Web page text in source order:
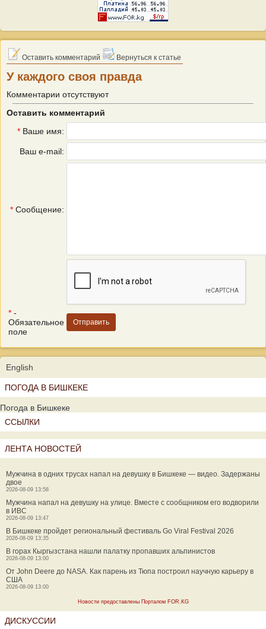
Оставить комментарий Вернуться к статье
У каждого своя правда
Комментарии отсутствуют
Оставить комментарий
* Ваше имя:
Ваш e-mail:
* Сообщение:
* -
Обязательное
поле
English
ПОГОДА В БИШКЕКЕ
Погода в Бишкеке
ССЫЛКИ
ЛЕНТА НОВОСТЕЙ
Мужчина в одних трусах напал на девушку в Бишкеке — видео. Задержаны
двое
2026-08-09 13:58
Мужчина напал на девушку на улице. Вместе с сообщником его водворили
в ИВС
2026-08-09 13:47
В Бишкеке пройдет региональный фестиваль Go Viral Festival 2026
2026-08-09 13:35
В горах Кыргызстана нашли палатку пропавших альпинистов
2026-08-09 13:00
От John Deere до NASA. Как парень из Тюпа построил научную карьеру в
США
2026-08-09 13:00
Новости предоставлены Порталом FOR.KG
ДИСКУССИИ